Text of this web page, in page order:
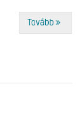
Tovább